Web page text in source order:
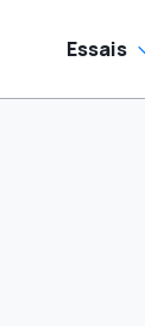
Essais